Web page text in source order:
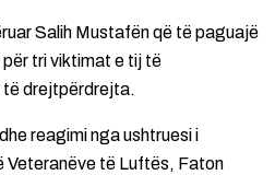
Salih Mustafën që të paguajë
tri viktimat e tij të
drejtpërdrejta.
reagimi nga ushtruesi i
Veteranëve të Luftës, Faton